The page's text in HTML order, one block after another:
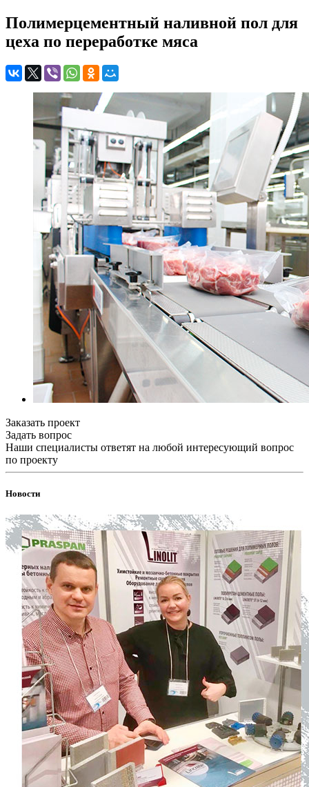
Полимерцементный наливной пол для
цеха по переработке мяса
Заказать проект
Задать вопрос
Наши специалисты ответят на любой интересующий вопрос
по проекту
Новости